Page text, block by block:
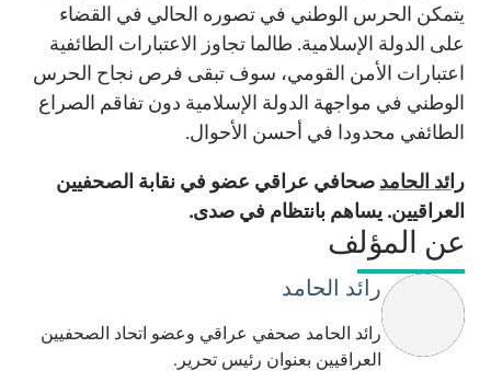
يتمكن الحرس الوطني في تصوره الحالي في القضاء
على الدولة الإسلامية. طالما تجاوز الاعتبارات الطائفية
اعتبارات الأمن القومي، سوف تبقى فرص نجاح الحرس
الوطني في مواجهة الدولة الإسلامية دون تفاقم الصراع
الطائفي محدودا في أحسن الأحوال.
رائد الحامد صحافي عراقي عضو في نقابة الصحفيين
العراقيين. يساهم بانتظام في صدى.
عن المؤلف
رائد الحامد
رائد الحامد صحفي عراقي وعضو اتحاد الصحفيين
العراقيين بعنوان رئيس تحرير.